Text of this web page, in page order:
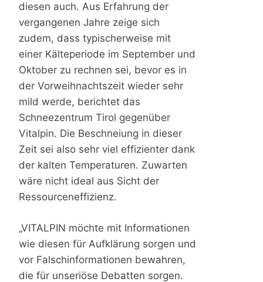
diesen auch. Aus Erfahrung der
vergangenen Jahre zeige sich
zudem, dass typischerweise mit
einer Kälteperiode im September und
Oktober zu rechnen sei, bevor es in
der Vorweihnachtszeit wieder sehr
mild werde, berichtet das
Schneezentrum Tirol gegenüber
Vitalpin. Die Beschneiung in dieser
Zeit sei also sehr viel effizienter dank
der kalten Temperaturen. Zuwarten
wäre nicht ideal aus Sicht der
Ressourceneffizienz.
„VITALPIN möchte mit Informationen
wie diesen für Aufklärung sorgen und
vor Falschinformationen bewahren,
die für unseriöse Debatten sorgen.